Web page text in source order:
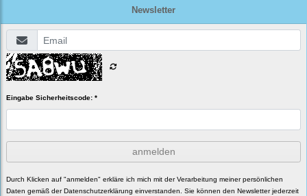
Newsletter
Eingabe Sicherheitscode: *
anmelden
Durch Klicken auf "anmelden" erkläre ich mich mit der Verarbeitung meiner persönlichen
Daten gemäß der Datenschutzerklärung einverstanden. Sie können den Newsletter jederzeit